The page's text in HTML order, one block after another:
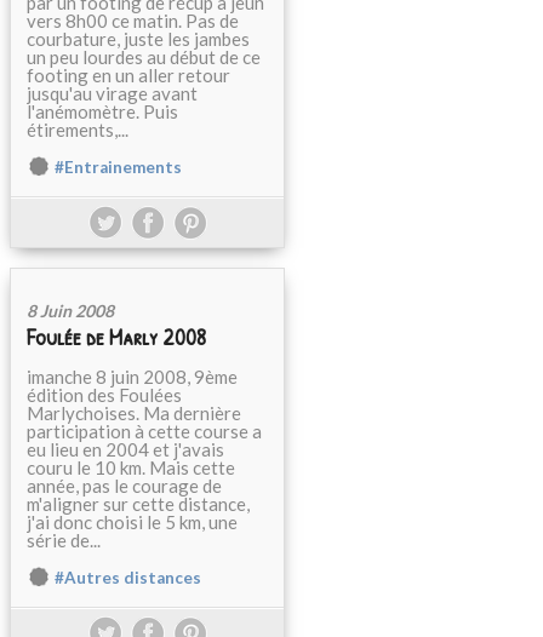
vers 8h00 ce matin. Pas de
courbature, juste les jambes
un peu lourdes au début de ce
footing en un aller retour
jusqu'au virage avant
l'anémomètre. Puis
étirements,...
#Entrainements
8 Juin 2008
Foulée de Marly 2008
imanche 8 juin 2008, 9ème
édition des Foulées
Marlychoises. Ma dernière
participation à cette course a
eu lieu en 2004 et j'avais
couru le 10 km. Mais cette
année, pas le courage de
m'aligner sur cette distance,
j'ai donc choisi le 5 km, une
série de...
#Autres distances